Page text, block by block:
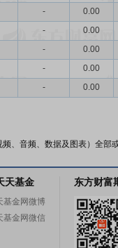
- 0.00
- 0.00
- 0.00
- 0.00
- 0.00
、音频、数据及图表）全部
天基金
基金网微博
基金网微信
东方财富